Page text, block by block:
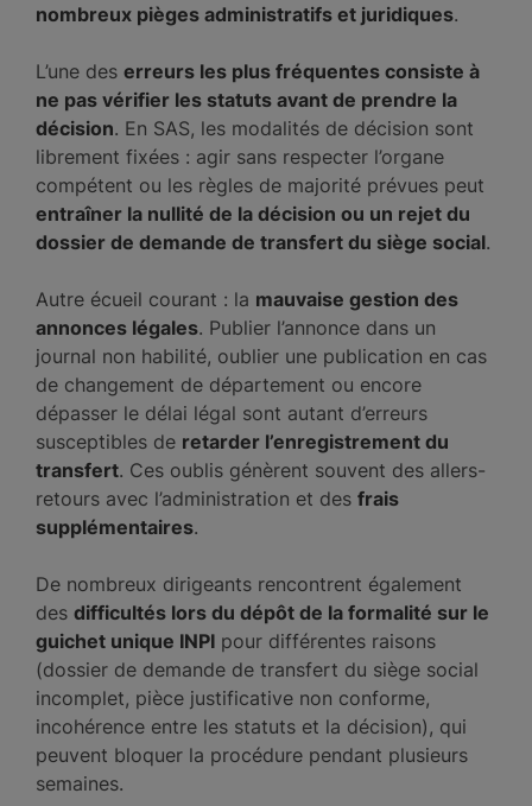
nombreux pièges administratifs et juridiques.
L’une des erreurs les plus fréquentes consiste à
ne pas vérifier les statuts avant de prendre la
décision. En SAS, les modalités de décision sont
librement fixées : agir sans respecter l’organe
compétent ou les règles de majorité prévues peut
entraîner la nullité de la décision ou un rejet du
dossier de demande de transfert du siège social.
Autre écueil courant : la mauvaise gestion des
annonces légales. Publier l’annonce dans un
journal non habilité, oublier une publication en cas
de changement de département ou encore
dépasser le délai légal sont autant d’erreurs
susceptibles de retarder l’enregistrement du
transfert. Ces oublis génèrent souvent des allers-
retours avec l’administration et des frais
supplémentaires.
De nombreux dirigeants rencontrent également
des difficultés lors du dépôt de la formalité sur le
guichet unique INPI pour différentes raisons
(dossier de demande de transfert du siège social
incomplet, pièce justificative non conforme,
incohérence entre les statuts et la décision), qui
peuvent bloquer la procédure pendant plusieurs
semaines.